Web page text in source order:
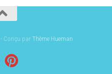
- Conçu parThème Hueman